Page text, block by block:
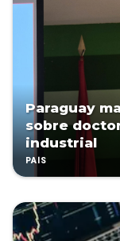
Paraguay
sobre
industrial
PAÍS